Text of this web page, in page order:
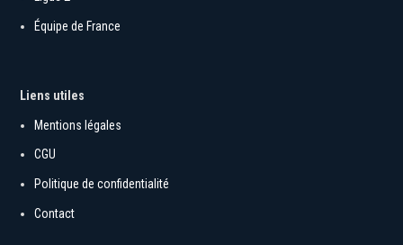
Ligue 2
Équipe de France
Mentions légales
Politique de confidentialité